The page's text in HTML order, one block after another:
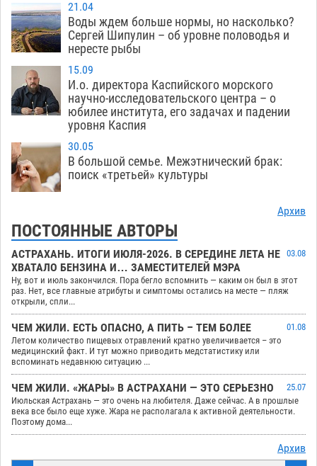
21.04
Воды ждем больше нормы, но насколько?
Сергей Шипулин – об уровне половодья и
нересте рыбы
15.09
И.о. директора Каспийского морского
научно-исследовательского центра – о
юбилее института, его задачах и падении
уровня Каспия
30.05
В большой семье. Межэтнический брак:
поиск «третьей» культуры
Архив
ПОСТОЯННЫЕ АВТОРЫ
АСТРАХАНЬ. ИТОГИ ИЮЛЯ-2026. В СЕРЕДИНЕ ЛЕТА НЕ
ХВАТАЛО БЕНЗИНА И… ЗАМЕСТИТЕЛЕЙ МЭРА
03.08
Ну, вот и июль закончился. Пора бегло вспомнить — каким он был в этот
раз. Нет, все главные атрибуты и симптомы остались на месте — пляж
открыли, спли...
ЧЕМ ЖИЛИ. ЕСТЬ ОПАСНО, А ПИТЬ – ТЕМ БОЛЕЕ
01.08
Летом количество пищевых отравлений кратно увеличивается – это
медицинский факт. И тут можно приводить медстатистику или
вспоминать недавнюю ситуацию ...
ЧЕМ ЖИЛИ. «ЖАРЫ» В АСТРАХАНИ — ЭТО СЕРЬЕЗНО
25.07
Июльская Астрахань — это очень на любителя. Даже сейчас. А в прошлые
века все было еще хуже. Жара не располагала к активной деятельности.
Поэтому дома...
Архив